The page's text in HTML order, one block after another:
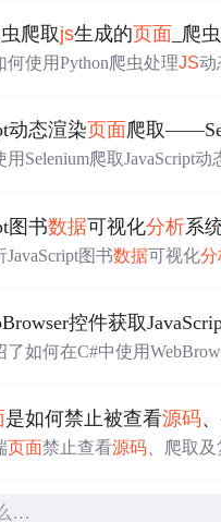
爬取js生成的页面 _爬
何使用Python爬虫处理JS动
何定位到负责数据加载的JS
获取内容，以此提高爬虫
动态渲染页面爬取
Selenium爬取JavaScript动
本用法，包括初始化、访问
，还提及切换Frame、延
图书数据可视化分析系
图书数据可视化分
存储技术，最后通过图书
系统等案例展示其实际应用
控件获取
如何在C#中使用
，开发者可以精准捕获动
论了浏览器渲染机制、异步
是如何禁止被查看源码、
页面禁止查看源码 、爬取
CSS实现，可通过查看
…